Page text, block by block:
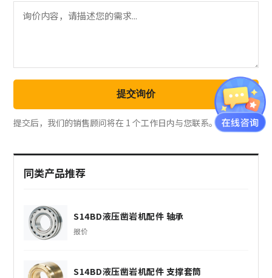
同类产品推荐
S14BD液压凿岩机配件 轴承
报价
S14BD液压凿岩机配件 支撑套筒
提交询价
提交后，我们的销售顾问将在 1 个工作日内与您联系。